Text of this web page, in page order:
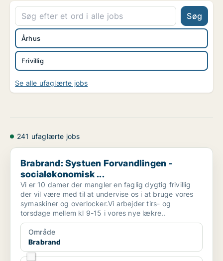
Søg
Frivillig
Århus
Se alle ufaglærte jobs
241 ufaglærte jobs
Brabrand: Systuen Forvandlingen - socialøkonomisk ...
Brabrand: Systuen Forvandlingen -
socialøkonomisk ...
Vi er 10 damer der mangler en faglig dygtig frivillig
der vil være med til at undervise os i at bruge vores
symaskiner og overlocker.Vi arbejder tirs- og
torsdage mellem kl 9-15 i vores nye lækre..
Område
Brabrand